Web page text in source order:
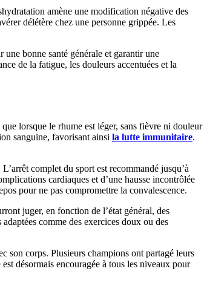
amène une modification négative des
délétère chez une personne grippée. Les
bonne santé générale et garantir une
de la fatigue, les douleurs accentuées et la
lorsque le rhume est léger, sans fièvre ni douleur
sanguine, favorisant ainsi la lutte immunitaire.
complet du sport est recommandé jusqu’à
cardiaques et d’une hausse incontrôlée
pour ne pas compromettre la convalescence.
juger, en fonction de l’état général, des
comme des exercices doux ou des
son corps. Plusieurs champions ont partagé leurs
désormais encouragée à tous les niveaux pour